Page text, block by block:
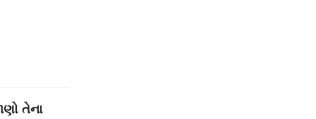
તેના